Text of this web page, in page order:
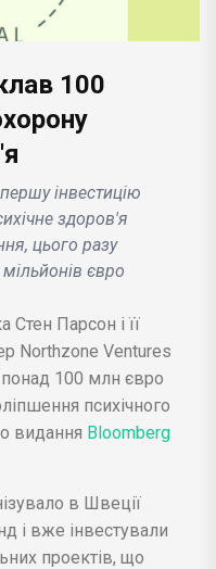
100
інвестицію
здоров'я
цього разу
євро
Стен Парсон і її
Northzone Ventures
100 млн євро
психічного
видання Bloomberg
в Швеції
і вже інвестували
проектів, що